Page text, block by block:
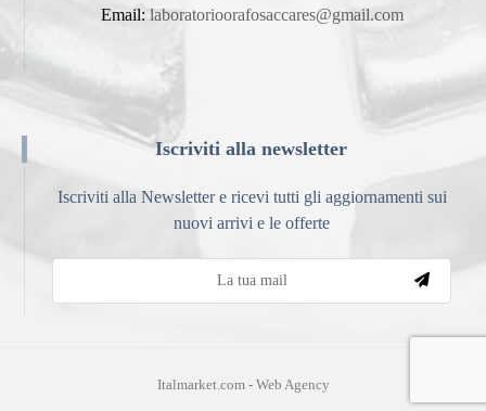
Email: laboratorioorafosaccares@gmail.com
Iscriviti alla newsletter
Iscriviti alla Newsletter e ricevi tutti gli aggiornamenti sui
nuovi arrivi e le offerte
Italmarket.com - Web Agency